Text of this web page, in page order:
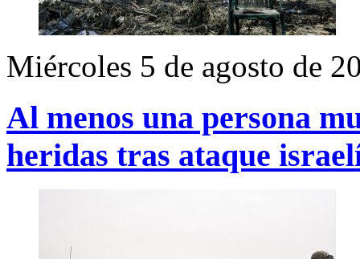
Miércoles 5 de agosto de
Al menos una persona
heridas tras ataque